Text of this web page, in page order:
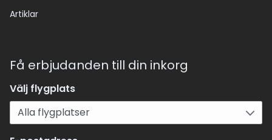
Artiklar
Få erbjudanden till din inkorg
Välj flygplats